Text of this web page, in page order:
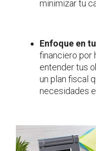
minimizar tu
Enfoque en
financiero por
entender tus
un plan fiscal
necesidades